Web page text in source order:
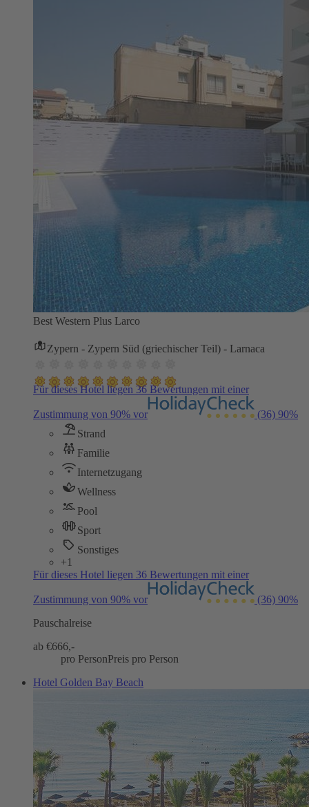
Best Western Plus Larco
Zypern - Zypern Süd (griechischer Teil) - Larnaca
Für dieses Hotel liegen 36 Bewertungen mit einer
Zustimmung von 90% vor (36) 90%
Strand
Familie
Internetzugang
Wellness
Pool
Sport
Sonstiges
+1
Für dieses Hotel liegen 36 Bewertungen mit einer
Zustimmung von 90% vor (36) 90%
Pauschalreise
ab €666,-
pro PersonPreis pro Person
Hotel Golden Bay Beach